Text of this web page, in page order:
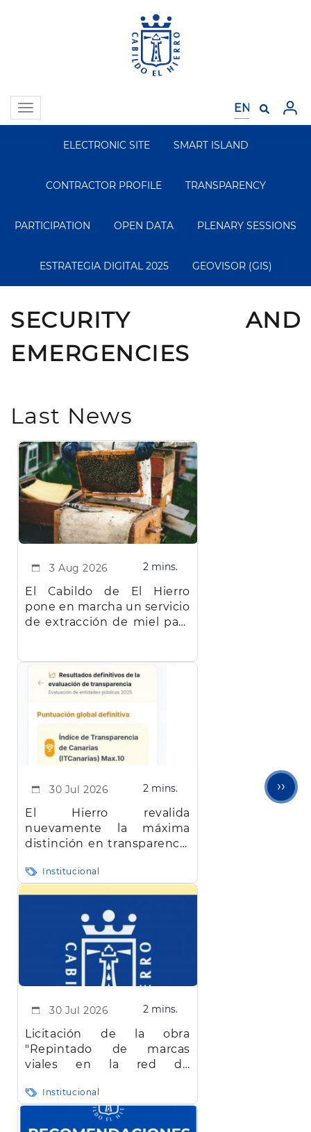
Toggle
navigation
Segundo
Menu
ELECTRONIC SITE SMART ISLAND
CONTRACTOR PROFILE TRANSPARENCY
PARTICIPATION OPEN DATA PLENARY SESSIONS
ESTRATEGIA DIGITAL 2025 GEOVISOR (GIS)
SECURITY AND
EMERGENCIES
Last News
3 Aug 2026 2 mins.
El Cabildo de El Hierro
pone en marcha un servicio
de extracción de miel para
30 Jul 2026 2 mins.
El Hierro revalida
nuevamente la máxima
distinción en transparencia
Institucional
30 Jul 2026 2 mins.
Licitación de la obra
"Repintado de marcas
viales en la red de
Hierro"
Institucional
Next
››